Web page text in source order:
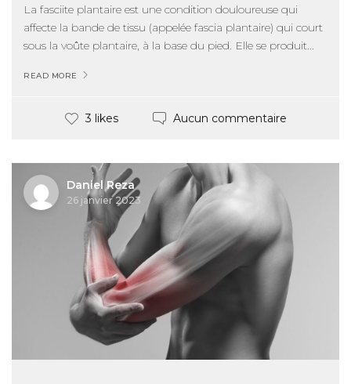
La fasciite plantaire est une condition douloureuse qui
affecte la bande de tissu (appelée fascia plantaire) qui court
sous la voûte plantaire, à la base du pied. Elle se produit...
READ MORE
3 likes Aucun commentaire
Daniel Reza
26 janvier 2023